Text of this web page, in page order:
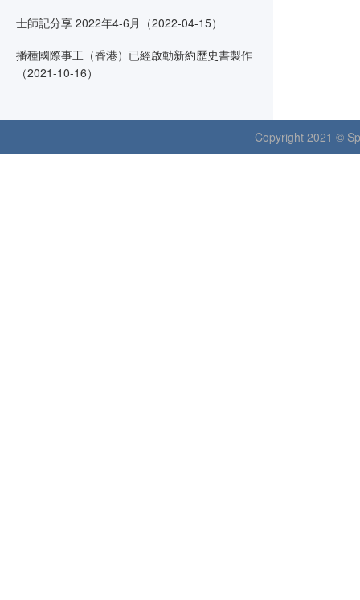
士師記分享 2022年4-6月（2022-04-15）
播種國際事工（香港）已經啟動新約歷史書製作
（2021-10-16）
Copyright 2021 ©